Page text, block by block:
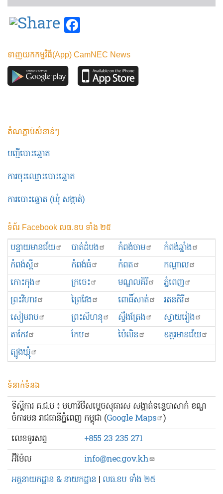
ទាញយកកម្មវិធី(App) CamNEC News
តំណភ្ជាប់សំខាន់ៗ
បញ្ជីបោះឆ្នោត
ការចុះឈ្មោះបោះឆ្នោត
ការបោះឆ្នោត (ឃុំ សង្កាត់)
ទំព័រ Facebook លធ.ខប ទាំង ២៥
បន្ទាយមានជ័យ បាត់ដំបង កំពង់ចាម
កំពង់ឆ្នាំង
កំពង់ស្ពឺ
កំពង់ធំ កំពត
កណ្ដាល
កោះកុង
ក្រចេះ មណ្ឌលគិរី
ភ្នំពេញ
ព្រះ​វិហារ
ព្រៃវែង ពោធិ៍សាត់
រតនគិរី
សៀមរាប
ព្រះសីហនុ ស្ទឹងត្រែង
ស្វាយរៀង
តាកែវ
កែប ប៉ៃលិន
ឧត្ដរមានជ័យ
ត្បូងឃ្មុំ
ទំនាក់ទំនង
ទីស្ដីការ គ.ជ.ប ៖ មហាវិថីសម្ដេចសុធារស សង្កាត់ទន្លេបាសាក់ ខណ្ឌ
ចំការមន រាជធានីភ្នំពេញ កម្ពុជា (Google Maps )
លេខ​ទូរសព្ទ
+855 23 235 271
អ៊ីម៉ែល
info@nec.gov.kh
អគ្គនាយកដ្ឋាន & នាយកដ្ឋាន | លធ.ខប ទាំង ២៥